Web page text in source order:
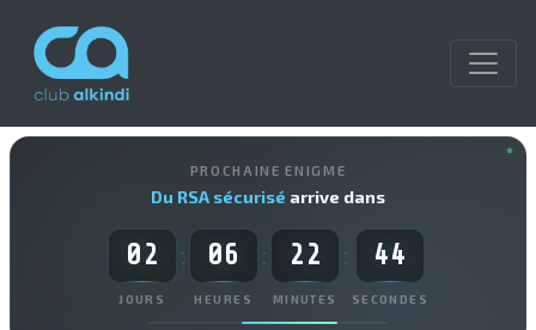
PROCHAINE ENIGME
Du RSA sécurisé arrive dans
02
JOURS
: 06
HEURES
: 22
MINUTES
: 43
SECONDES